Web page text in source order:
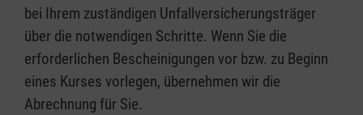
bei Ihrem zuständigen Unfallversicherungsträger
über die notwendigen Schritte. Wenn Sie die
erforderlichen Bescheinigungen vor bzw. zu Beginn
eines Kurses vorlegen, übernehmen wir die
Abrechnung für Sie.